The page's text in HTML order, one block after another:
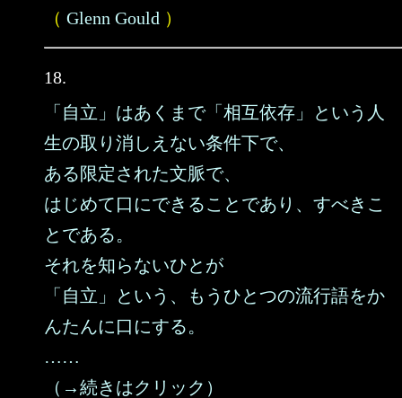
（ Glenn Gould ）
18.
「自立」はあくまで「相互依存」という人
生の取り消しえない条件下で、
ある限定された文脈で、
はじめて口にできることであり、すべきこ
とである。
それを知らないひとが
「自立」という、もうひとつの流行語をか
んたんに口にする。
……
（→続きはクリック）